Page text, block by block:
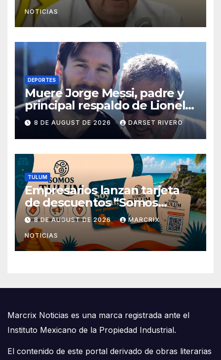
NOTICIAS
DEPORTES
Muere Jorge Messi, padre y
principal respaldo de Lionel
Messi, a los 68 años
8 DE AUGUST DE 2026 DARSET RIVERO
TULUM
Empresarios lanzan tarjeta
de descuentos “Somos
Tulum” para reactivar la
economía
8 DE AUGUST DE 2026 MARCRIX
NOTICIAS
Marcrix Noticias es una marca registrada ante el
Instituto Mexicano de la Propiedad Industrial.
El contenido de este portal derivado de obras literarias